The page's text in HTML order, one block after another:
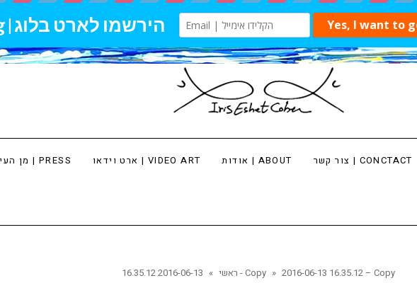
מן העיתונות | PRESS ארט וידאו | VIDEO ART אודות | ABOUT צור קשר | CONCTACT
ראשי » 2016-06-13 16.35.12 - Copy » 2016-06-13 16.35.12 – Copy